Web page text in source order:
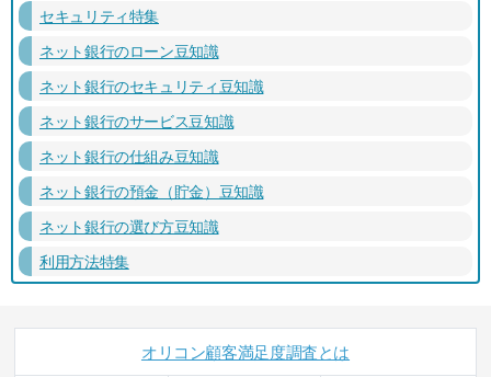
セキュリティ特集
ネット銀行のローン豆知識
ネット銀行のセキュリティ豆知識
ネット銀行のサービス豆知識
ネット銀行の仕組み豆知識
ネット銀行の預金（貯金）豆知識
ネット銀行の選び方豆知識
利用方法特集
オリコン顧客満足度調査とは